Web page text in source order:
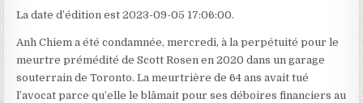
La date d’édition est 2023-09-05 17:06:00.
Anh Chiem a été condamnée, mercredi, à la perpétuité pour le
meurtre prémédité de Scott Rosen en 2020 dans un garage
souterrain de Toronto. La meurtrière de 64 ans avait tué
l’avocat parce qu’elle le blâmait pour ses déboires financiers au